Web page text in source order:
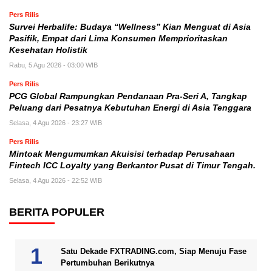
Pers Rilis
Survei Herbalife: Budaya “Wellness” Kian Menguat di Asia
Pasifik, Empat dari Lima Konsumen Memprioritaskan
Kesehatan Holistik
Rabu, 5 Agu 2026 - 03:00 WIB
Pers Rilis
PCG Global Rampungkan Pendanaan Pra-Seri A, Tangkap
Peluang dari Pesatnya Kebutuhan Energi di Asia Tenggara
Selasa, 4 Agu 2026 - 23:27 WIB
Pers Rilis
Mintoak Mengumumkan Akuisisi terhadap Perusahaan
Fintech ICC Loyalty yang Berkantor Pusat di Timur Tengah.
Selasa, 4 Agu 2026 - 22:52 WIB
BERITA POPULER
Satu Dekade FXTRADING.com, Siap Menuju Fase
Pertumbuhan Berikutnya